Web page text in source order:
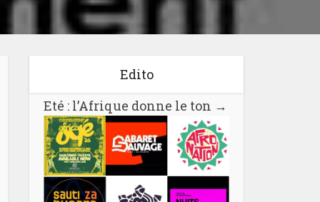
Edito
Eté : l’Afrique donne le ton →